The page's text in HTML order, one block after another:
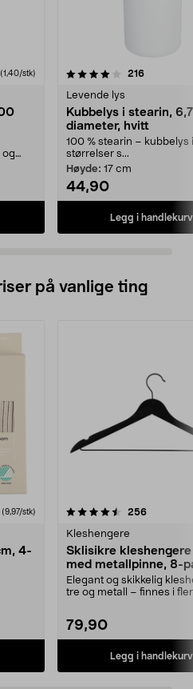
(1,40/stk)
og
216
Levende lys
Kubbelys i stearin,
diameter, hvitt
100 % stearin – kubbelys
størrelser s...
Høyde: 17 cm
44,90
Legg i handlekurv
4.5 av 5 stjerner
på vanlige ting
(9,97/stk)
4-
256
Kleshengere
Sklisikre
med metallpinne, 8-
Elegant og skikkelig
tre og metall – finnes i
79,90
Legg i handlekurv
4.5av 5 stjerner